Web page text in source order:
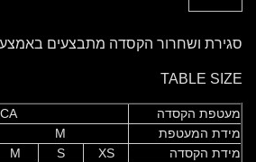
סגירת ושחרור הקסדה מתבצעים
TABLE SIZE
מעטפת הקסדה
מידת המעטפת
M
מידת הקסדה
XS
S
M